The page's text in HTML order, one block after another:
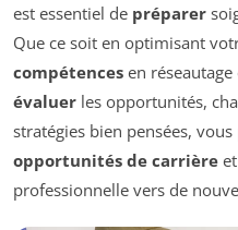
est essentiel de préparer
Que ce soit en optimisant
compétences en
évaluer les opportunités,
stratégies bien pensées,
opportunités de carrière
professionnelle vers de